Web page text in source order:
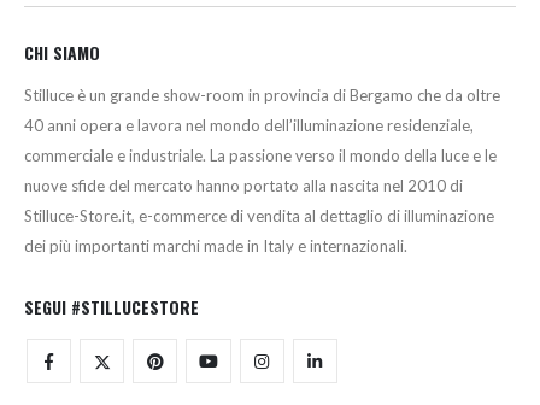
CHI SIAMO
Stilluce è un grande show-room in provincia di Bergamo che da oltre
40 anni opera e lavora nel mondo dell’illuminazione residenziale,
commerciale e industriale. La passione verso il mondo della luce e le
nuove sfide del mercato hanno portato alla nascita nel 2010 di
Stilluce-Store.it, e-commerce di vendita al dettaglio di illuminazione
dei più importanti marchi made in Italy e internazionali.
SEGUI #STILLUCESTORE